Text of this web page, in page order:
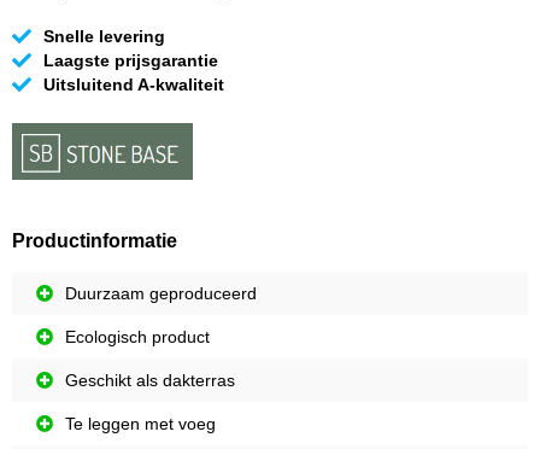
Snelle levering
Laagste prijsgarantie
Uitsluitend A-kwaliteit
Productinformatie
Duurzaam geproduceerd
Ecologisch product
Geschikt als dakterras
Te leggen met voeg